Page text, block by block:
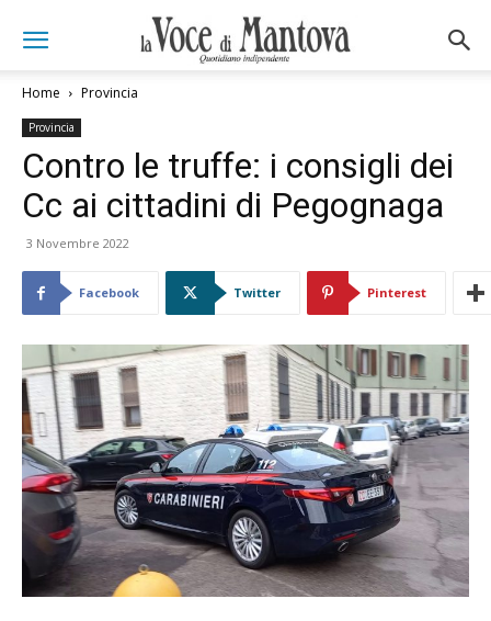
Home Provincia
Provincia
Contro le truffe: i consigli dei
Cc ai cittadini di Pegognaga
3 Novembre 2022
Facebook Twitter Pinterest